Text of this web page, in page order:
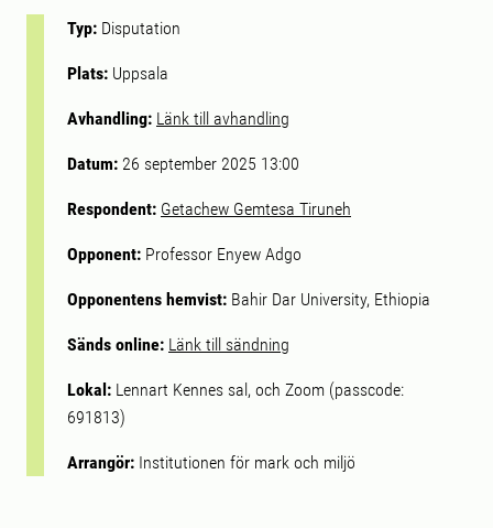
Typ: Disputation
Plats: Uppsala
Avhandling: Länk till avhandling
Datum: 26 september 2025 13:00
Respondent: Getachew Gemtesa Tiruneh
Opponent: Professor Enyew Adgo
Opponentens hemvist: Bahir Dar University, Ethiopia
Sänds online: Länk till sändning
Lokal: Lennart Kennes sal, och Zoom (passcode:
691813)
Arrangör: Institutionen för mark och miljö